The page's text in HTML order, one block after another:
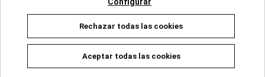
Colección : MAFALDA
Rechazar todas las cookies
Aceptar todas las cookies